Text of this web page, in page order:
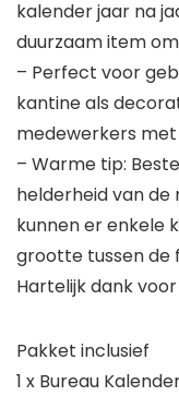
kalender jaar na
duurzaam item
– Perfect voor
kantine als
medewerkers
– Warme tip:
helderheid van de
kunnen er enkele
grootte tussen de
Hartelijk dank
Pakket inclusief
1 x Bureau